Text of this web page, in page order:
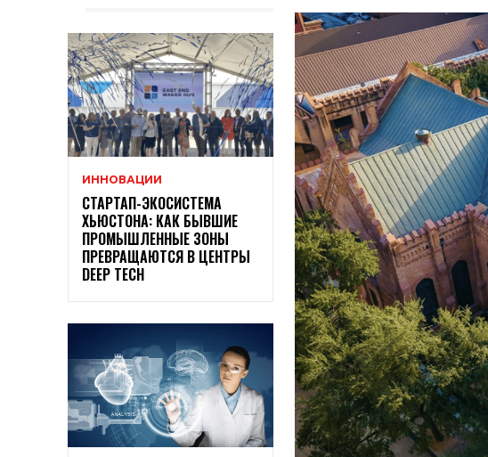
ИННОВАЦИИ
СТАРТАП-ЭКОСИСТЕМА
ХЬЮСТОНА: КАК БЫВШИЕ
ПРОМЫШЛЕННЫЕ ЗОНЫ
ПРЕВРАЩАЮТСЯ В ЦЕНТРЫ
DEEP TECH